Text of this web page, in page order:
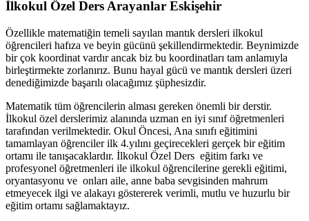
İlkokul Özel Ders Arayanlar Eskişehir
Özellikle matematiğin temeli sayılan mantık dersleri ilkokul
öğrencileri hafıza ve beyin gücünü şekillendirmektedir. Beynimizde
bir çok koordinat vardır ancak biz bu koordinatları tam anlamıyla
birleştirmekte zorlanırız. Bunu hayal gücü ve mantık dersleri üzeri
denediğimizde başarılı olacağımız şüphesizdir.
Matematik tüm öğrencilerin alması gereken önemli bir derstir.
İlkokul özel derslerimiz alanında uzman en iyi sınıf öğretmenleri
tarafından verilmektedir. Okul Öncesi, Ana sınıfı eğitimini
tamamlayan öğrenciler ilk 4.yılını geçirecekleri gerçek bir eğitim
ortamı ile tanışacaklardır. İlkokul Özel Ders eğitim farkı ve
profesyonel öğretmenleri ile ilkokul öğrencilerine gerekli eğitimi,
oryantasyonu ve onları aile, anne baba sevgisinden mahrum
etmeyecek ilgi ve alakayı göstererek verimli, mutlu ve huzurlu bir
eğitim ortamı sağlamaktayız.